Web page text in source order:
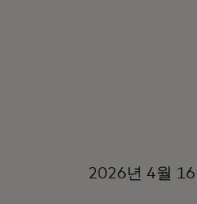
2026년 4월 16